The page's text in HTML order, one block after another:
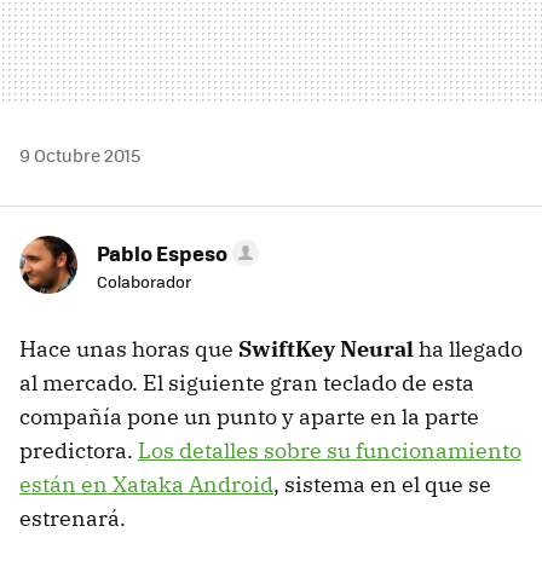
9 Octubre 2015
Pablo Espeso
Colaborador
Hace unas horas que SwiftKey Neuralha llegado
al mercado. El siguiente gran teclado de esta
compañía pone un punto y aparte en la parte
predictora. Los detalles sobre su funcionamiento
están en Xataka Android, sistema en el que se
estrenará.